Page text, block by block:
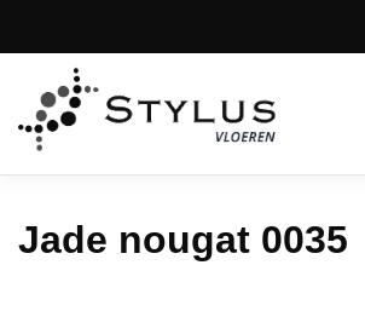
Jade nougat 0035